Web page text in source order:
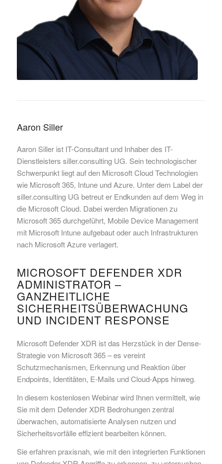
Aaron Siller
Aaron Siller ist IT-Consultant und Inhaber des IT-
Dienstleisters siller.consulting UG. Sein technologischer
Schwerpunkt liegt auf den Microsoft Cloud Technologien
wie Microsoft 365, Intune und Azure. Unter dem Label der
siller.consulting UG betreut er Endkunden auf dem Weg in
die Microsoft Cloud. Dabei werden Migrationen zu
Microsoft 365 durchgeführt, Mobile Device Management
mit Microsoft Intune aufgebaut oder auch Infrastrukturen
nach Microsoft Azure verlagert.
MICROSOFT DEFENDER XDR
ADMINISTRATOR –
GANZHEITLICHE
SICHERHEITSÜBERWACHUNG
UND INCIDENT RESPONSE
Microsoft Defender XDR ist das Herzstück in der Dense-
Strategie von Microsoft 365 – es vereint
Schutzmechanismen, Erkennung und Reaktion über
Endpoints, Identitäten, E-Mails und Cloud-Apps hinweg.
In diesem kostenlosen Webinar wird Ihnen vermittelt, wie
Sie mit dem Defender XDR Bedrohungen zentral
überwachen, automatisierte Analysen nutzen und
Sicherheitsvorfälle effizient bearbeiten können.
Sie erfahren praxisnah, wie mit den integrierten Funktionen